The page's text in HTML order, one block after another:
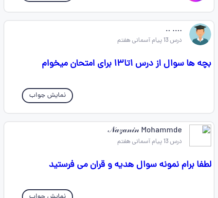
.... ..
درس 13 پیام آسمانی هفتم
بچه ها سوال از درس ۱تا۱۳ برای امتحان میخوام
نمایش جواب
𝒩𝒶𝓏𝒶𝓃𝒾𝓃 Mohammde
درس 13 پیام آسمانی هفتم
لطفا برام نمونه سوال هدیه و قران می فرستید